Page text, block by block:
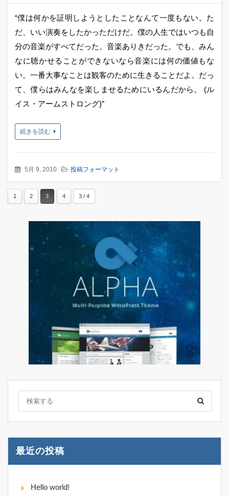
“僕は何かを証明しようとしたことなんて一度もない。た
だ、いい演奏をしたかっただけだ。僕の人生ではいつも自
分の音楽がすべてだった。音楽ありきだった。でも、みん
なに聴かせることができないなら音楽には何の価値もな
い。一番大事なことは観客のために生きることだよ。だっ
て、僕らはみんなを楽しませるためにいるんだから。 (ル
イス・アームストロング)”
続きを読む
5月 9, 2010 投稿フォーマット
1 2 3 4 3 / 4
最近の投稿
Hello world!